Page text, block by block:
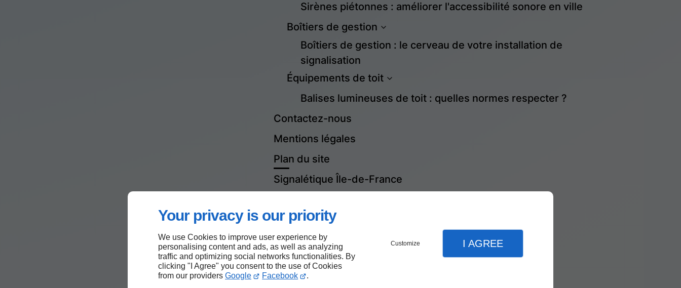
Your privacy is our priority
We use Cookies to improve user experience by
personalising content and ads, as well as analyzing
traffic and optimizing social networks functionalities. By
clicking "I Agree" you consent to the use of Cookies
from our providers Google Facebook .
Customize I AGREE
Sirènes piétonnes : améliorer l'accessibilité sonore en ville
Boîtiers de gestion
Boîtiers de gestion : le cerveau de votre installation de
signalisation
Équipements de toit
Balises lumineuses de toit : quelles normes respecter ?
Contactez-nous
Mentions légales
Plan du site
Signalétique Île-de-France
Signalétique PACA
Signalétique Aquitaine
Signalétique Bretagne
Signalisation sonore Île-de-France